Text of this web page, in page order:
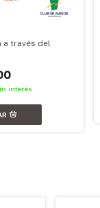
a través del
interés